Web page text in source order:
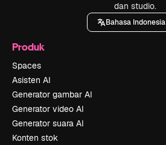
dan studio.
Bahasa Indonesia
Produk
Spaces
Asisten AI
Generator gambar AI
Generator video AI
Generator suara AI
Konten stok